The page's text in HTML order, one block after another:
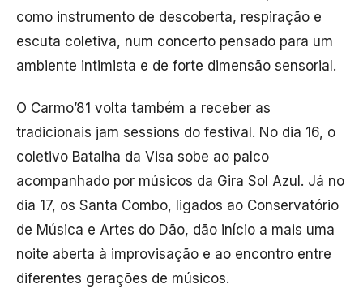
como instrumento de descoberta, respiração e
escuta coletiva, num concerto pensado para um
ambiente intimista e de forte dimensão sensorial.
O Carmo’81 volta também a receber as
tradicionais jam sessions do festival. No dia 16, o
coletivo Batalha da Visa sobe ao palco
acompanhado por músicos da Gira Sol Azul. Já no
dia 17, os Santa Combo, ligados ao Conservatório
de Música e Artes do Dão, dão início a mais uma
noite aberta à improvisação e ao encontro entre
diferentes gerações de músicos.